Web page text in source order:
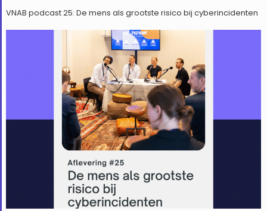
VNAB podcast 25: De mens als grootste risico bij cyberincidenten